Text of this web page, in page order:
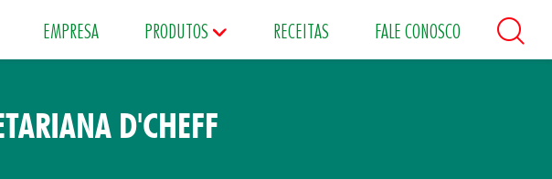
EMPRESA PRODUTOS RECEITAS FALE CONOSCO
D'CHEFF